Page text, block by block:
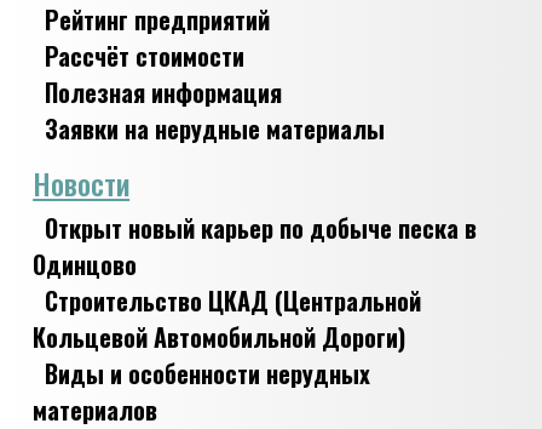
Рейтинг предприятий
Рассчёт стоимости
Полезная информация
Заявки на нерудные материалы
Новости
Открыт новый карьер по добыче песка в
Одинцово
Строительство ЦКАД (Центральной
Кольцевой Автомобильной Дороги)
Виды и особенности нерудных
материалов